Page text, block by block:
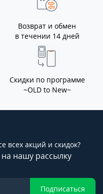
Возврат и обмен
в течении 14 дней
Скидки по программе
~OLD to New~
всех акций и скидок?
нашу рассылку
Подписаться